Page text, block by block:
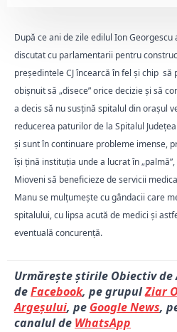
După ce ani de zile edilul Ion
discutat cu parlamentarii pentru
președintele CJ încearcă în fel și chip
obișnuit să „disece” orice decizie și să
a decis să nu susțină spitalul din orașul
reducerea paturilor de la Spitalul
și sunt în continuare probleme imense,
își țină instituția unde a lucrat în
Mioveni să beneficieze de servicii
Manu se mulțumește cu gândacii care
spitalului, cu lipsa acută de medici și
eventuală concurență.
Urmărește știrile Obiectiv de
deFacebook, pe grupulZiar
Argeșului, pe Google News,
canalul de WhatsApp